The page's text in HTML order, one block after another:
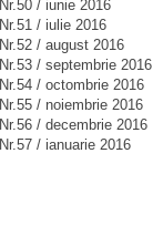
Nr.50 / iunie 2016
Nr.51 / iulie 2016
Nr.52 / august 2016
Nr.53 / septembrie 2016
Nr.54 / octombrie 2016
Nr.55 / noiembrie 2016
Nr.56 / decembrie 2016
Nr.57 / ianuarie 2016